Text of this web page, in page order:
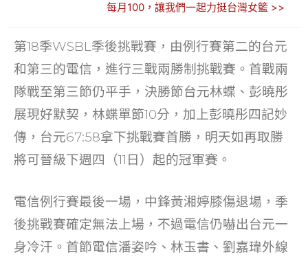
e
b
o
o
k
itt
er
ai
l
C
h
at
k
e
dI
n
每月100，讓我們一起力挺台灣女籃 >>
第18季WSBL季後挑戰賽，由例行賽第二的台元
和第三的電信，進行三戰兩勝制挑戰賽。首戰兩
隊戰至第三節仍平手，決勝節台元林蝶、彭曉彤
展現好默契，林蝶單節10分，加上彭曉彤四記妙
傳，台元67:58拿下挑戰賽首勝，明天如再取勝
將可晉級下週四（11日）起的冠軍賽。
電信例行賽最後一場，中鋒黃湘婷膝傷退場，季
後挑戰賽確定無法上場，不過電信仍嚇出台元一
身冷汗。首節電信潘姿吟、林玉書、劉嘉瑋外線